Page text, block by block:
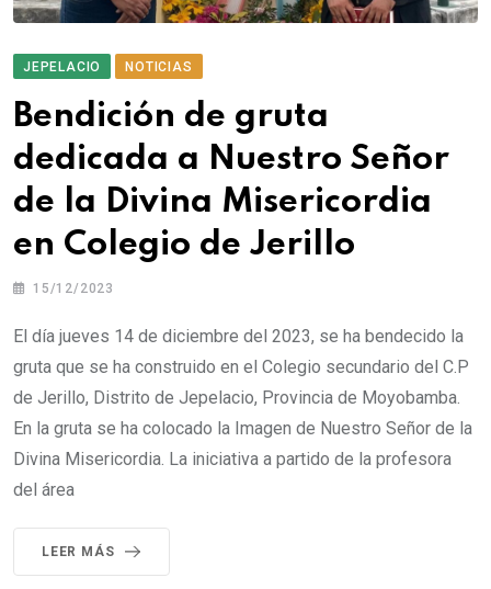
JEPELACIO NOTICIAS
Bendición de gruta
dedicada a Nuestro Señor
de la Divina Misericordia
en Colegio de Jerillo
15/12/2023
El día jueves 14 de diciembre del 2023, se ha bendecido la
gruta que se ha construido en el Colegio secundario del C.P
de Jerillo, Distrito de Jepelacio, Provincia de Moyobamba.
En la gruta se ha colocado la Imagen de Nuestro Señor de la
Divina Misericordia. La iniciativa a partido de la profesora
del área
LEER MÁS